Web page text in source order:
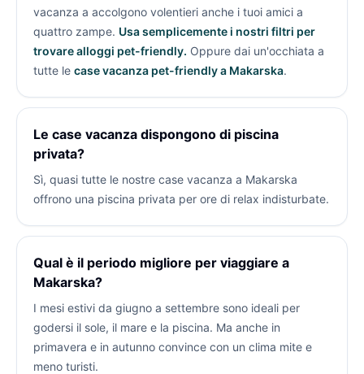
vacanza a accolgono volentieri anche i tuoi amici a
quattro zampe. Usa semplicemente i nostri filtri per
trovare alloggi pet-friendly. Oppure dai un'occhiata a
tutte le case vacanza pet-friendly a Makarska.
Le case vacanza dispongono di piscina
privata?
Sì, quasi tutte le nostre case vacanza a Makarska
offrono una piscina privata per ore di relax indisturbate.
Qual è il periodo migliore per viaggiare a
Makarska?
I mesi estivi da giugno a settembre sono ideali per
godersi il sole, il mare e la piscina. Ma anche in
primavera e in autunno convince con un clima mite e
meno turisti.